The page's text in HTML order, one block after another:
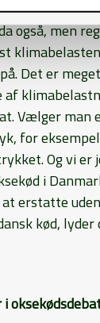
også, men
Det er
Vælger man
for
Og vi er
i
erstatte
kød, lyder